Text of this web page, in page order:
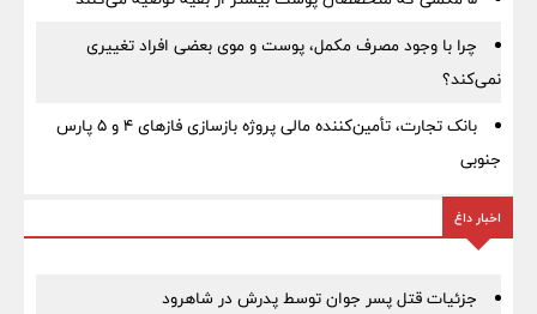
چرا با وجود مصرف مکمل، پوست و موی بعضی افراد تغییری
نمی‌کند؟
بانک تجارت، تأمین‌کننده مالی پروژه بازسازی فازهای ۴ و ۵ پارس
جنوبی
اخبار داغ
جزئیات قتل پسر جوان توسط پدرش در شاهرود